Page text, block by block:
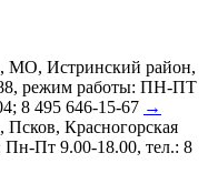
МО, Истринский район,
режим работы: ПН-ПТ
8 495 646-15-67 →
Красногорская
Пт 9.00-18.00, тел.: 8